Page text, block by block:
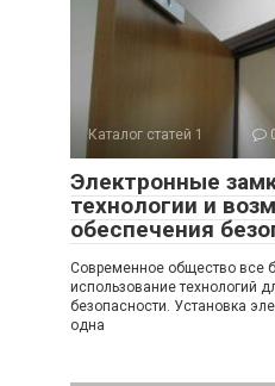
Каталог статей 1
Электронные
технологии и
обеспечения
Современное общество все
использование технологий
безопасности. Установка
одна